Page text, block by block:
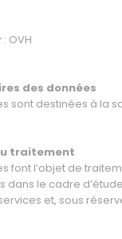
: OVH
des données
sont destinées à la
traitement
font l’objet de
dans le cadre
et, sous